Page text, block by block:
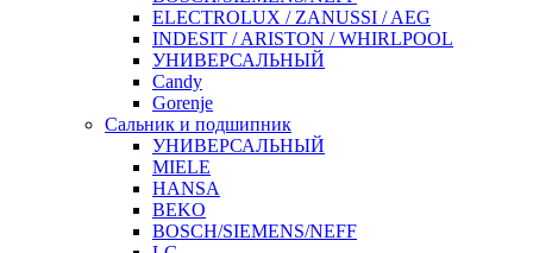
ELECTROLUX / ZANUSSI / AEG
INDESIT / ARISTON / WHIRLPOOL
УНИВЕРСАЛЬНЫЙ
Candy
Gorenje
Сальник и подшипник
УНИВЕРСАЛЬНЫЙ
MIELE
HANSA
BEKO
BOSCH/SIEMENS/NEFF